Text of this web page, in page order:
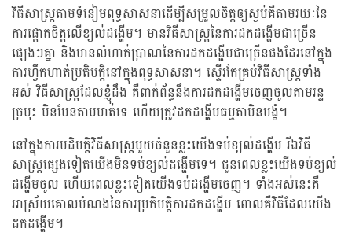
វិធីសាស្រ្តតាមទំនៀមពុទ្ធសាសនាដើម្បីសម្រួលចិត្តឲ្យស្ងប់គឺតាមរយៈនៃ
ការផ្តោតចិត្តលើខ្យល់ដង្ហើម។ មានវិធីសាស្រ្តនៃការដកដង្ហើមជាច្រើន
ផ្សេងៗគ្នា និងមានលំហាត់ប្រាណនៃការដកដង្ហើមជាច្រើនផងដែរនៅក្នុង
ការហ្វឹកហាត់ប្រតិបត្តិនៅក្នុងពុទ្ធសាសនា។ ស្ទើរតែគ្រប់វិធីសាស្រ្តទាំង
អស់ វិធីសាស្រ្តដែលខ្ញុំដឹង គឺពាក់ព័ន្ធនឹងការដកដង្ហើមចេញចូលតាមរន្ទ
ច្រមុះ មិនមែនតាមមាត់ទេ ហើយត្រូវដកដង្ហើមធម្មតាមិនបង្ខំ។
នៅក្នុងការបដិបត្តិវិធីសាស្រ្តមួយចំនួនខ្លះយើងទប់ខ្យល់ដង្ហើម រីឯវិធី
សាស្រ្តផ្សេងទៀតយើងមិនទប់ខ្យល់ដង្ហើមទេ។ ជួនពេលខ្លះយើងទប់ខ្យល់
ដង្ហើមចូល ហើយពេលខ្លះទៀតយើងទប់ដង្ហើមចេញ។ ទាំងអស់នេះគឺ
អាស្រ័យគោលបំណងនៃការប្រតិបត្តិការដកដង្ហើម ពោលគឺវិធីដែលយើង
ដកដង្ហើម។